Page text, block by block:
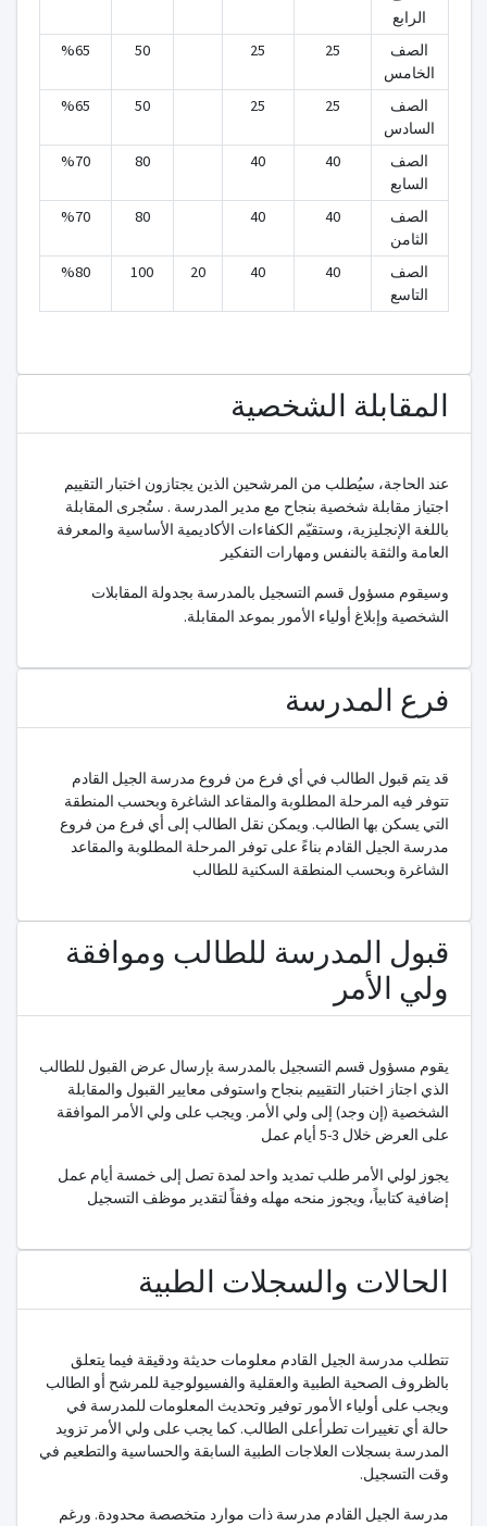
الرابع
%65
50 25 25
الصف
الخامس
%65
50 25 25
الصف
السادس
%70
80 40 40
الصف
السابع
%70
80 40 40
الصف
الثامن
%80
100 20 40 40
الصف
التاسع
المقابلة الشخصية
عند الحاجة، سيُطلب من المرشحين الذين يجتازون اختبار التقييم
اجتياز مقابلة شخصية بنجاح مع مدير المدرسة . ستُجرى المقابلة
باللغة الإنجليزية، وستقيّم الكفاءات الأكاديمية الأساسية والمعرفة
العامة والثقة بالنفس ومهارات التفكير
وسيقوم مسؤول قسم التسجيل بالمدرسة بجدولة المقابلات
الشخصية وإبلاغ أولياء الأمور بموعد المقابلة.
فرع المدرسة
قد يتم قبول الطالب في أي فرع من فروع مدرسة الجيل القادم
تتوفر فيه المرحلة المطلوبة والمقاعد الشاغرة وبحسب المنطقة
التي يسكن بها الطالب. ويمكن نقل الطالب إلى أي فرع من فروع
مدرسة الجيل القادم بناءً على توفر المرحلة المطلوبة والمقاعد
الشاغرة وبحسب المنطقة السكنية للطالب
قبول المدرسة للطالب وموافقة
ولي الأمر
يقوم مسؤول قسم التسجيل بالمدرسة بإرسال عرض القبول للطالب
الذي اجتاز اختبار التقييم بنجاح واستوفى معايير القبول والمقابلة
الشخصية (إن وجد) إلى ولي الأمر. ويجب على ولي الأمر الموافقة
على العرض خلال 3-5 أيام عمل
يجوز لولي الأمر طلب تمديد واحد لمدة تصل إلى خمسة أيام عمل
إضافية كتابياً، ويجوز منحه مهله وفقاً لتقدير موظف التسجيل
الحالات والسجلات الطبية
تتطلب مدرسة الجيل القادم معلومات حديثة ودقيقة فيما يتعلق
بالظروف الصحية الطبية والعقلية والفسيولوجية للمرشح أو الطالب
ويجب على أولياء الأمور توفير وتحديث المعلومات للمدرسة في
حالة أي تغييرات تطرأعلى الطالب. كما يجب على ولي الأمر تزويد
المدرسة بسجلات العلاجات الطبية السابقة والحساسية والتطعيم في
وقت التسجيل.
مدرسة الجيل القادم مدرسة ذات موارد متخصصة محدودة. ورغم